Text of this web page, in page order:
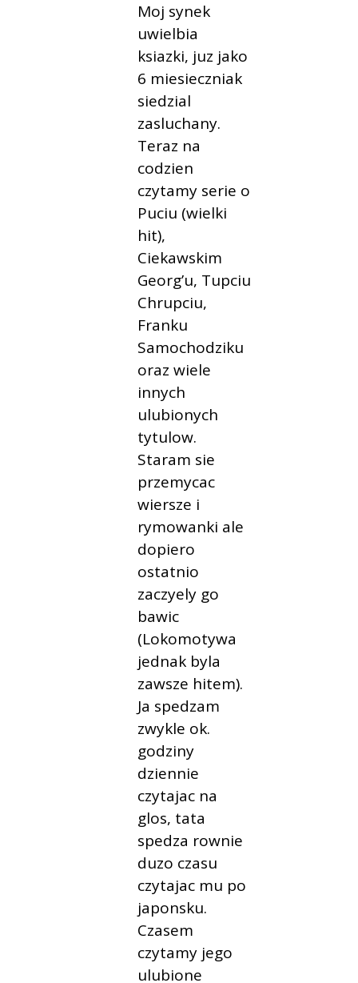
Moj synek
uwielbia
ksiazki, juz jako
6 miesieczniak
siedzial
zasluchany.
Teraz na
codzien
czytamy serie o
Puciu (wielki
hit),
Ciekawskim
Georg’u, Tupciu
Chrupciu,
Franku
Samochodziku
oraz wiele
innych
ulubionych
tytulow.
Staram sie
przemycac
wiersze i
rymowanki ale
dopiero
ostatnio
zaczyely go
bawic
(Lokomotywa
jednak byla
zawsze hitem).
Ja spedzam
zwykle ok.
godziny
dziennie
czytajac na
glos, tata
spedza rownie
duzo czasu
czytajac mu po
japonsku.
Czasem
czytamy jego
ulubione